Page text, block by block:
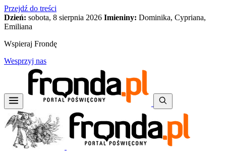
Przejdź do treści
Dzień: sobota, 8 sierpnia 2026 Imieniny: Dominika, Cypriana,
Emiliana
Wspieraj Frondę
Wesprzyj nas